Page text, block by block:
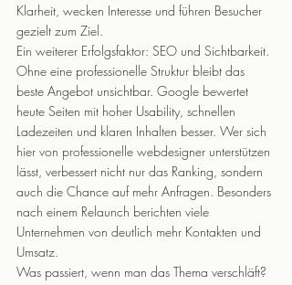
Klarheit, wecken Interesse und führen Besucher
gezielt zum Ziel.
Ein weiterer Erfolgsfaktor: SEO und Sichtbarkeit.
Ohne eine professionelle Struktur bleibt das
beste Angebot unsichtbar. Google bewertet
heute Seiten mit hoher Usability, schnellen
Ladezeiten und klaren Inhalten besser. Wer sich
hier von professionelle webdesigner unterstützen
lässt, verbessert nicht nur das Ranking, sondern
auch die Chance auf mehr Anfragen. Besonders
nach einem Relaunch berichten viele
Unternehmen von deutlich mehr Kontakten und
Umsatz.
Was passiert, wenn man das Thema verschläft?